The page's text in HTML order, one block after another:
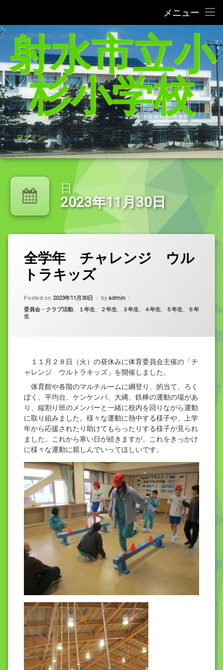
メニュー
給食レシピの紹介(1/27追加）
家庭学習支援サイトまとめ（5／21追加）
杉っ子８つの愛言葉
インターネット利用の約束/「おだいじね」ルール
学校いじめ防止基本方針
登校許可証明書
PTA規約・弔慰規約
令和8年度年間行事予定表
コ
ン
ン
ツ
へ
ス
キ
ッ
プ
射水市立小
杉小学校
ログイン
日:
2023年11月30日
全学年 チャレンジ ウル
トラキッズ
Posted on 2023年11月30日
Updated on
by admin
カテゴリー:
委員会・クラブ活動、 １年生、 ２年生、 ３年生、 ４年生、 ５年生、
６年
生
１１月２８日（火）の昼休みに体育委員会主催の「チ
ャレンジ ウルトラキッズ」を開催しました。
体育館や各階のマルチルームに綱登り、的当て、ろく
ぼく、平均台、ケンケンパ、大縄、鉄棒の運動の場があ
り、縦割り班のメンバーと一緒に校内を回りながら運動
に取り組みました。様々な運動に熱中する様子や、上学
年から応援されたり助けてもらったりする様子が見られ
ました。これから寒い日が続きますが、これをきっかけ
に様々な運動に親しんでいってほしいです。